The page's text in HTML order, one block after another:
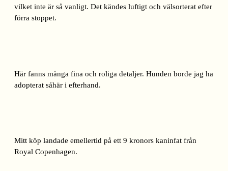
vilket inte är så vanligt. Det kändes luftigt och välsorterat efter
förra stoppet.
Här fanns många fina och roliga detaljer. Hunden borde jag ha
adopterat såhär i efterhand.
Mitt köp landade emellertid på ett 9 kronors kaninfat från
Royal Copenhagen.